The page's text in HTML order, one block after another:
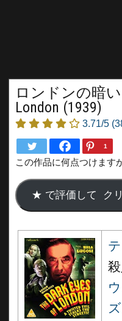
ロンドンの暗い
London (1939)
3.71/5
1
この作品に何点つけます
ズ